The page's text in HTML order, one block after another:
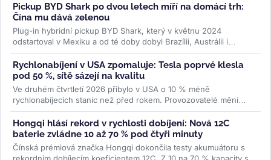
Pickup BYD Shark po dvou letech míří na domácí trh:
Čína mu dává zelenou
Plug-in hybridní pickup BYD Shark, který v květnu 2024
odstartoval v Mexiku a od té doby dobyl Brazílii, Austrálii i
Pákistán, se po dvou...>>
Rychlonabíjení v USA zpomaluje: Tesla poprvé klesla
pod 50 %, sítě sázejí na kvalitu
Ve druhém čtvrtletí 2026 přibylo v USA o 10 % méně
rychlonabíjecích stanic než před rokem. Provozovatelé mění
strategii — místo...>>
Hongqi hlásí rekord v rychlosti dobíjení: Nová 12C
baterie zvládne 10 až 70 % pod čtyři minuty
Čínská prémiová značka Hongqi dokončila testy akumuátoru s